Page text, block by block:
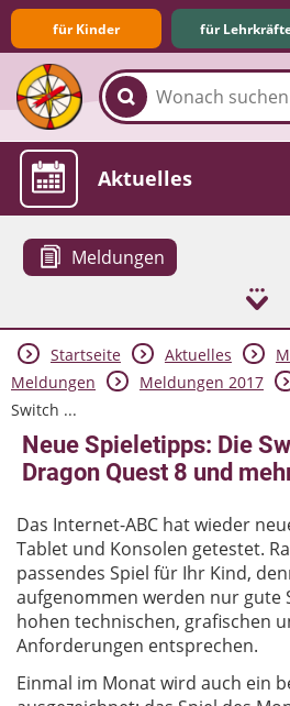
für Kinder für
Familie & Medien
Spieletipps &
Die Jüngsten im
Lexikon
Aktuelles
Meldungen
Startseite Aktuelles
Meldungen
Meldungen 2017
Switch ...
Neue Spieletipps: Die
Dragon Quest 8 und
Das Internet-ABC hat wieder
Tablet und Konsolen getestet.
passendes Spiel für Ihr Kind,
aufgenommen werden nur gute
hohen technischen, grafischen
Anforderungen entsprechen.
Einmal im Monat wird auch ein